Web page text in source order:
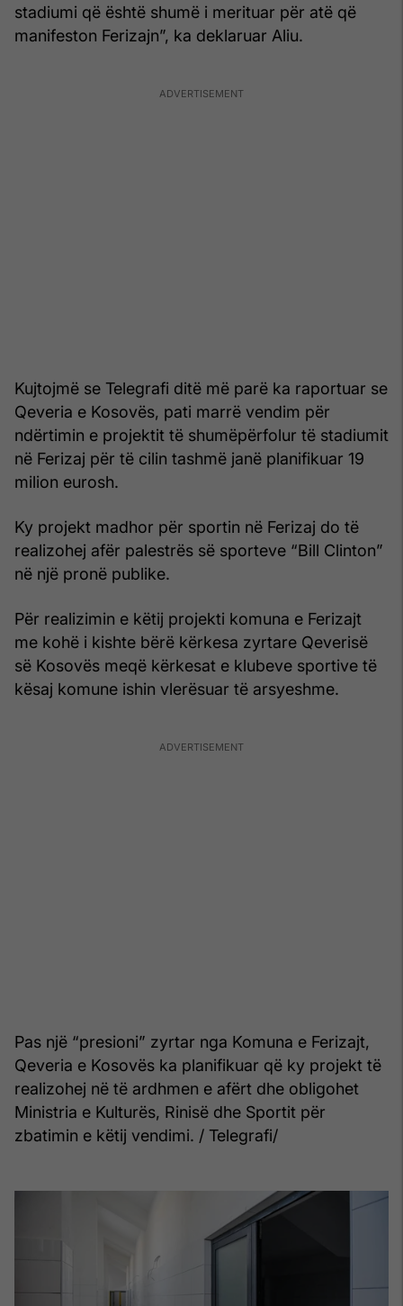
stadiumi që është shumë i merituar për atë që
manifeston Ferizajn”, ka deklaruar Aliu.
Kujtojmë se Telegrafi ditë më parë ka raportuar se
Qeveria e Kosovës, pati marrë vendim për
ndërtimin e projektit të shumëpërfolur të stadiumit
në Ferizaj për të cilin tashmë janë planifikuar 19
milion eurosh.
Ky projekt madhor për sportin në Ferizaj do të
realizohej afër palestrës së sporteve “Bill Clinton”
në një pronë publike.
Për realizimin e këtij projekti komuna e Ferizajt
me kohë i kishte bërë kërkesa zyrtare Qeverisë
së Kosovës meqë kërkesat e klubeve sportive të
kësaj komune ishin vlerësuar të arsyeshme.
Pas një “presioni” zyrtar nga Komuna e Ferizajt,
Qeveria e Kosovës ka planifikuar që ky projekt të
realizohej në të ardhmen e afërt dhe obligohet
Ministria e Kulturës, Rinisë dhe Sportit për
zbatimin e këtij vendimi. / Telegrafi/